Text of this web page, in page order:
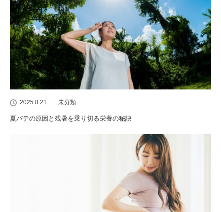
2025.8.21 未分類
夏バテの原因と残暑を乗り切る栄養の秘訣